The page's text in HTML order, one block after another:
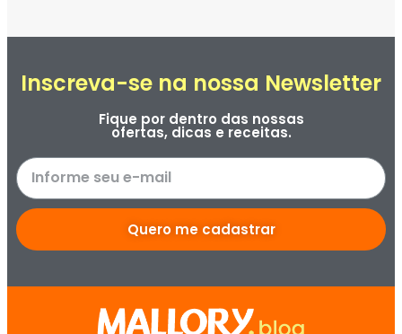
Inscreva-se na nossa Newsletter
Fique por dentro das nossas
ofertas, dicas e receitas.
Quero me cadastrar